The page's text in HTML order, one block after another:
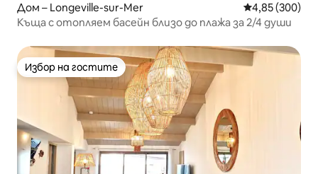
Дом – Longeville-sur-Mer Средна
4,85 (300)
Къща с отопляем басейн близо до плажа за 2/4 души
Избор на гостите
Избор на гостите